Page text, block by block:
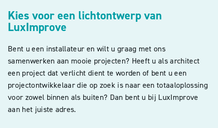
Kies voor een lichtontwerp van
LuxImprove
Bent u een installateur en wilt u graag met ons
samenwerken aan mooie projecten? Heeft u als architect
een project dat verlicht dient te worden of bent u een
projectontwikkelaar die op zoek is naar een totaaloplossing
voor zowel binnen als buiten? Dan bent u bij LuxImprove
aan het juiste adres.